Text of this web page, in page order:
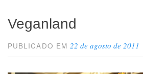
Veganland
PUBLICADO EM 22 de agosto de 2011